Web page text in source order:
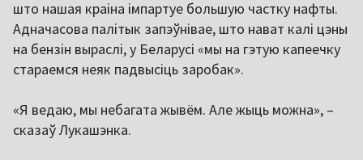
што нашая краіна імпартуе большую частку нафты.
Адначасова палітык запэўнівае, што нават калі цэны
на бензін выраслі, у Беларусі «мы на гэтую капеечку
стараемся неяк падвысіць заробак».
«Я ведаю, мы небагата жывём. Але жыць можна», –
сказаў Лукашэнка.